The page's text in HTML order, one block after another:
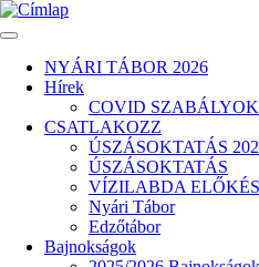
Ugrás
a
Fő
navigáció
NYÁRI TÁBOR 2026
Hírek
COVID SZABÁLYOK
CSATLAKOZZ
ÚSZÁSOKTATÁS
ÚSZÁSOKTATÁS
VÍZILABDA
Nyári Tábor
Edzőtábor
Bajnokságok